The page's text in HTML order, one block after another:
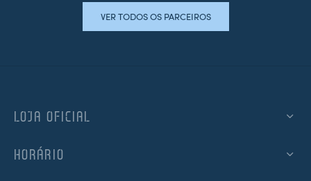
VER TODOS OS PARCEIROS
LOJA OFICIAL
HORÁRIO